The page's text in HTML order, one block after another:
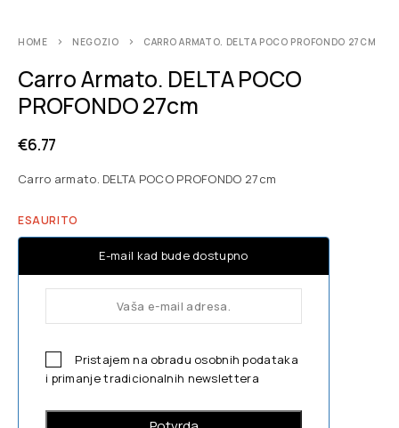
HOME NEGOZIO CARRO ARMATO. DELTA POCO PROFONDO 27CM
Carro Armato. DELTA POCO
PROFONDO 27cm
€6.77
Carro armato. DELTA POCO PROFONDO 27cm
ESAURITO
E-mail kad bude dostupno
Pristajem na obradu osobnih podataka
i primanje tradicionalnih newslettera